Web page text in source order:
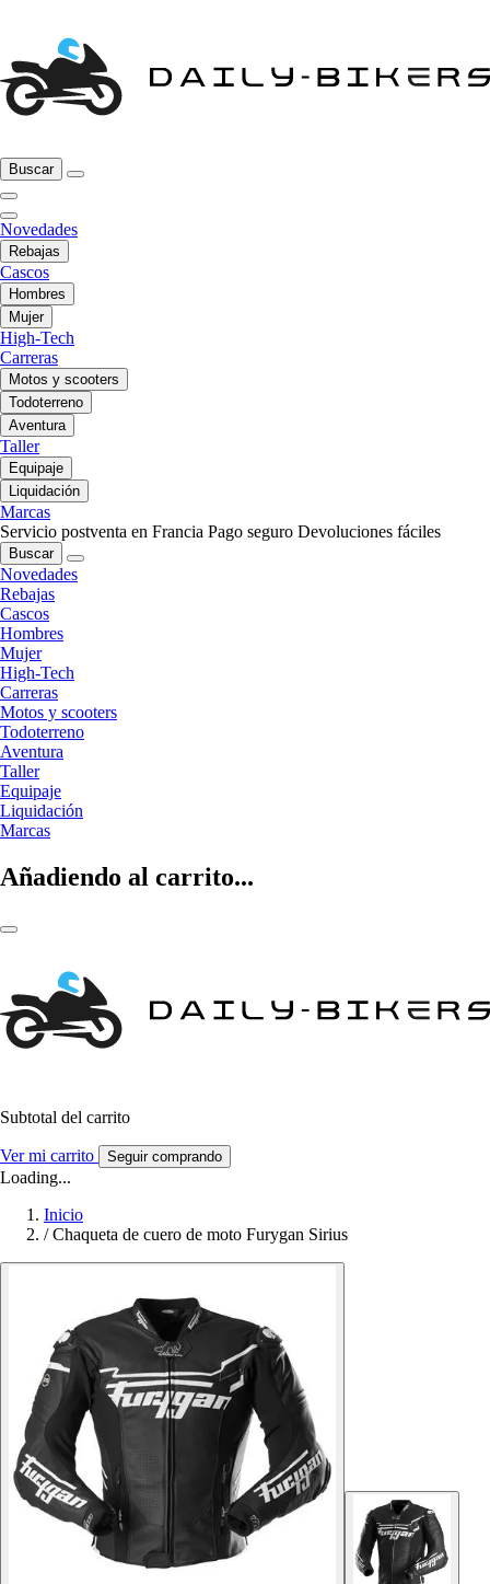
Buscar
Novedades
Rebajas
Cascos
Hombres
Mujer
High-Tech
Carreras
Motos y scooters
Todoterreno
Aventura
Taller
Equipaje
Liquidación
Marcas
Servicio postventa en Francia Pago seguro Devoluciones fáciles
Buscar
Novedades
Rebajas
Cascos
Hombres
Mujer
High-Tech
Carreras
Motos y scooters
Todoterreno
Aventura
Taller
Equipaje
Liquidación
Marcas
Añadiendo al carrito...
Subtotal del carrito
Ver mi carrito Seguir comprando
Loading...
Inicio
/ Chaqueta de cuero de moto Furygan Sirius